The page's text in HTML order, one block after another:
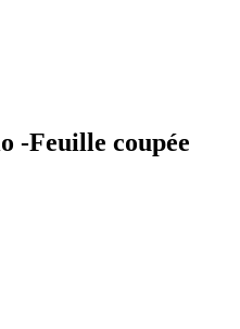
-Feuille coupée